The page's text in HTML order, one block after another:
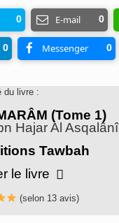
0 E-mail 0
0 Messenger 0
du livre :
(Tome 1)
Hajar Al Asqalânî
Tawbah
le livre
(selon 13 avis)